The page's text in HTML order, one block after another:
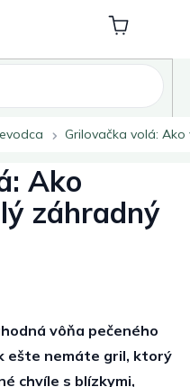
Nákupný
košík
Grilovačka volá:
Ako
záhradný
vôňa pečeného
ešte nemáte gril, ktorý
chvíle s blízkymi,